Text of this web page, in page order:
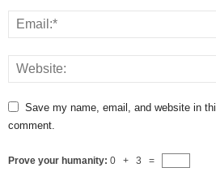
Save my name, email, and website in
comment.
Prove your humanity: 0 + 3 =